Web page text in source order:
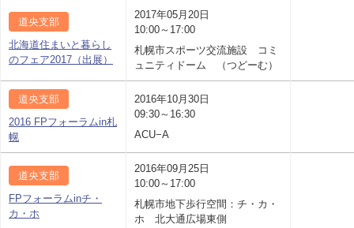
道央支部
北海道住まいと暮らし
のフェア2017（出展）
2017年05月20日
10:00～17:00
札幌市スポーツ交流施設 コミ
ュニティドーム （つどーむ）
道央支部
2016 FPフォーラムin札
幌
2016年10月30日
09:30～16:30
ACU−A
道央支部
FPフォーラムinチ・
カ・ホ
2016年09月25日
10:00～17:00
札幌市地下歩行空間：チ・カ・
ホ 北大通広場東側